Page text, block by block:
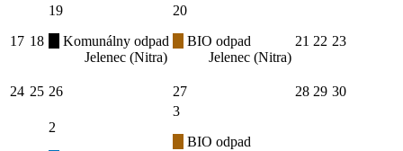
17 18
19
Komunálny odpad
Jelenec (Nitra)
20
BIO odpad
Jelenec (Nitra)
21 22 23
24 25 26 27 28 29 30
2
3
BIO odpad